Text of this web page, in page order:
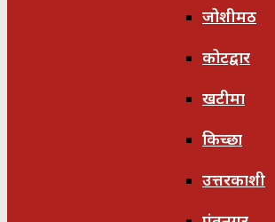
जोशीमठ
कोटद्वार
खटीमा
किच्छा
उत्तरकाशी